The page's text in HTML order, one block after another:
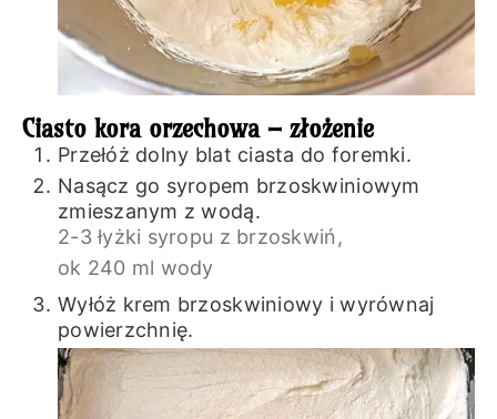
Ciasto kora orzechowa – złożenie
Przełóż dolny blat ciasta do foremki.
Nasącz go syropem brzoskwiniowym
zmieszanym z wodą.
2-3 łyżki syropu z brzoskwiń,
ok 240 ml wody
Wyłóż krem brzoskwiniowy i wyrównaj
powierzchnię.